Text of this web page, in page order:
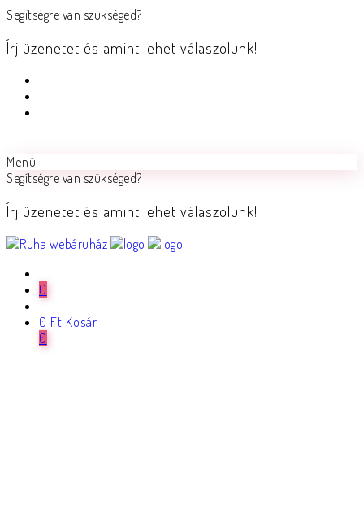
Segítségre van szükséged?
Írj üzenetet és amint lehet válaszolunk!
Menü
Segítségre van szükséged?
Írj üzenetet és amint lehet válaszolunk!
0
0 Ft Kosár
0